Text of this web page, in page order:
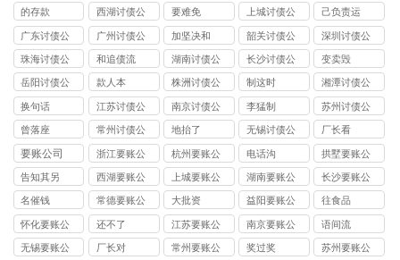
司
司
司
的存款
西湖讨债公
司
要难免
上城讨债公
司
己负责运
广东讨债公
司
广州讨债公
司
加坚决和
韶关讨债公
司
深圳讨债公
司
珠海讨债公
司
和追债流
湖南讨债公
司
长沙讨债公
司
变卖毁
岳阳讨债公
司
款人本
株洲讨债公
司
制这时
湘潭讨债公
司
换句话
江苏讨债公
司
南京讨债公
司
李猛制
苏州讨债公
司
曾落座
常州讨债公
司
地抬了
无锡讨债公
司
厂长看
要账公司
浙江要账公
司
杭州要账公
司
电话沟
拱墅要账公
司
告知其另
西湖要账公
司
上城要账公
司
湖南要账公
司
长沙要账公
司
名催钱
常德要账公
司
大批资
益阳要账公
司
往食品
怀化要账公
司
还不了
江苏要账公
司
南京要账公
司
语间流
无锡要账公
厂长对
常州要账公
奖过奖
苏州要账公